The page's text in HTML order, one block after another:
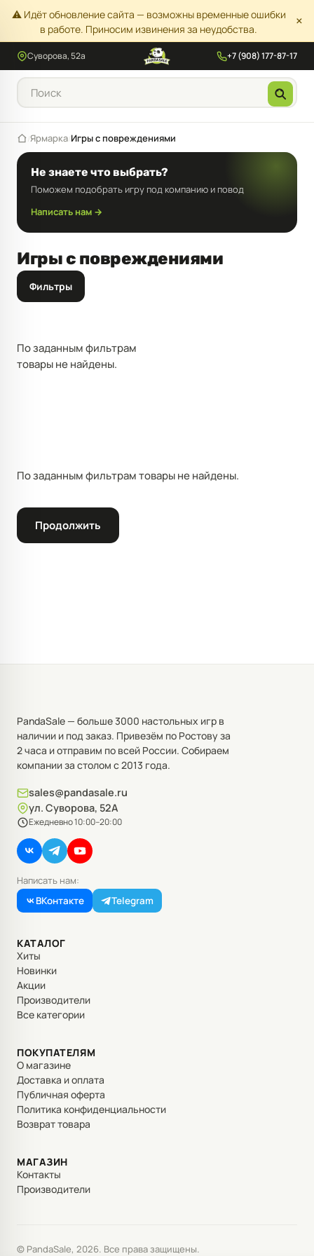
⚠️ Идёт обновление сайта — возможны временные ошибки
в работе. Приносим извинения за неудобства.
×
Суворова, 52а +7 (908) 177-87-17
/Ярмарка/Игры с повреждениями
Не знаете что выбрать?
Поможем подобрать игру под компанию и повод
Написать нам →
Игры с повреждениями
Фильтры
По заданным фильтрам
товары не найдены.
По заданным фильтрам товары не найдены.
Продолжить
PandaSale — больше 3000 настольных игр в
наличии и под заказ. Привезём по Ростову за
2 часа и отправим по всей России. Собираем
компании за столом с 2013 года.
sales@pandasale.ru
ул. Суворова, 52А
Ежедневно 10:00–20:00
Написать нам:
ВКонтакте
Telegram
КАТАЛОГ
Хиты
Новинки
Акции
Производители
Все категории
ПОКУПАТЕЛЯМ
О магазине
Доставка и оплата
Публичная оферта
Политика конфиденциальности
Возврат товара
МАГАЗИН
Контакты
Производители
© PandaSale, 2026. Все права защищены.